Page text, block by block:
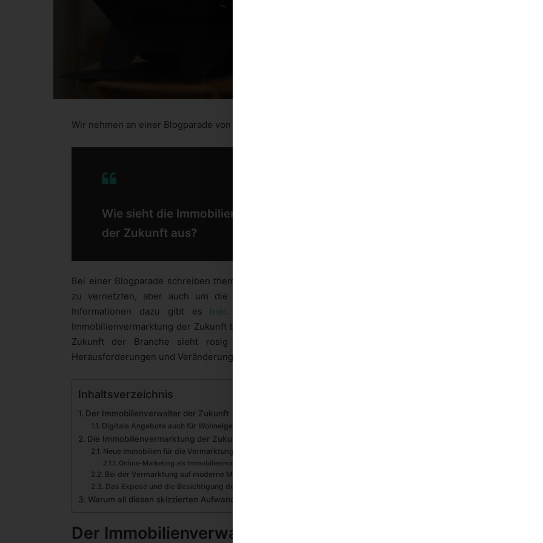
Wir nehmen an einer Blogparade von Fairwalter teil, da das Thema lautet:
Wie sieht die Immobilienverwaltung oder Immobilienvermarktung
der Zukunft aus?
Bei einer Blogparade schreiben themenverwandte Blogger über ein vorgegebenes Thema, um sich
zu vernetzten, aber auch um die individuellen Aspekte des Themas zusammenzutragen. Alle
Informationen dazu gibt es hier. Wir werden uns mit der Immobilienverwaltung und der
Immobilienvermarktung der Zukunft beschäftigen, da wir beide Bereiche als spannend erachten. Die
Zukunft der Branche sieht rosig aus in unseren Augen, aber steht natürlich vor großen
Herausforderungen und Veränderungen.
Inhaltsverzeichnis
Der Immobilienverwalter der Zukunft
Digitale Angebote auch für Wohneigentumsgesellschaften und Mieter
Die Immobilienvermarktung der Zukunft
Neue Immobilien für die Vermarktung gewinnen
Online-Marketing als Immobilienmakler nicht vernachlässigen
Bei der Vermarktung auf moderne Medien setzen
Das Exposé und die Besichtigung der Zukunft
Warum all diesen skizzierten Aufwand betreiben?
Der Immobilienverwalter der Zukunft